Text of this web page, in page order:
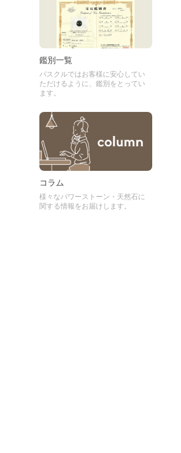
鑑別一覧
パスクルではお客様に安心してい
ただけるように、鑑別をとってい
ます。
コラム
様々なパワーストーン・天然石に
関する情報をお届けします。